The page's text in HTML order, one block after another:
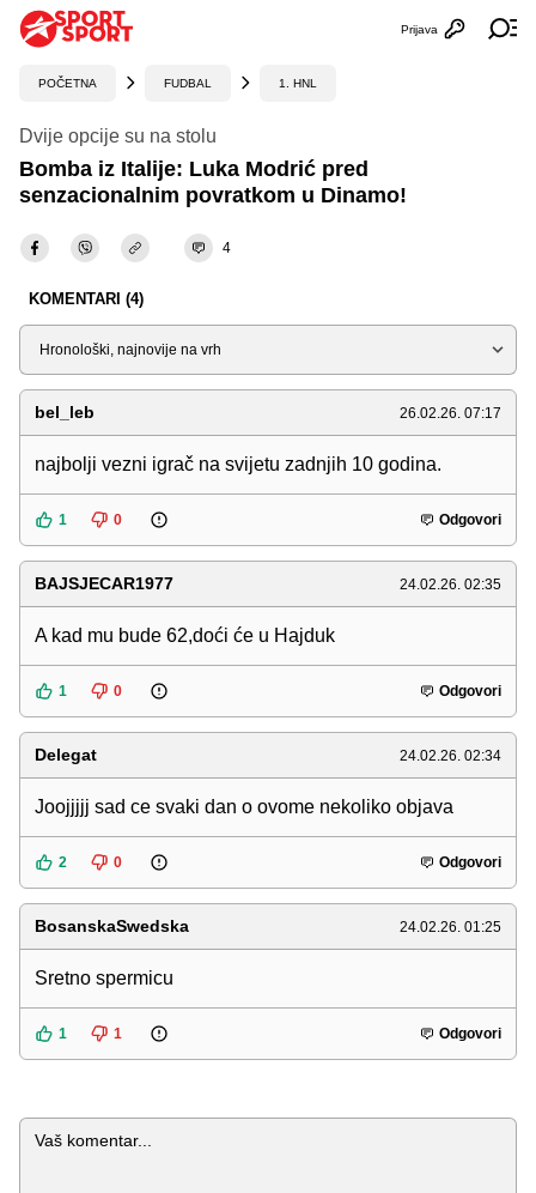
Otvori
Prijava
POČETNA FUDBAL 1. HNL
Dvije opcije su na stolu
Bomba iz Italije: Luka Modrić pred
senzacionalnim povratkom u Dinamo!
4
KOMENTARI (4)
Sortiraj
bel_leb 26.02.26. 07:17
najbolji vezni igrač na svijetu zadnjih 10 godina.
1 0 Odgovori
BAJSJECAR1977 24.02.26. 02:35
A kad mu bude 62,doći će u Hajduk
1 0 Odgovori
Delegat 24.02.26. 02:34
Joojjjjj sad ce svaki dan o ovome nekoliko objava
2 0 Odgovori
BosanskaSwedska 24.02.26. 01:25
Sretno spermicu
1 1 Odgovori
Komentar